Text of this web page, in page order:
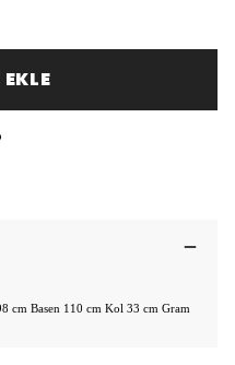
cm Basen 110 cm Kol 33 cm Gram